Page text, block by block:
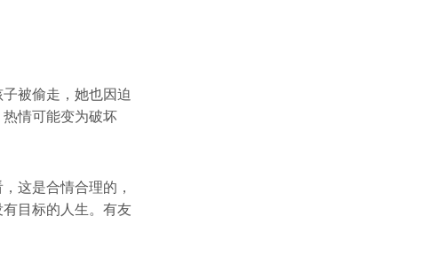
被偷走，她也因迫
情可能变为破坏
这是合情合理的，
目标的人生。有友